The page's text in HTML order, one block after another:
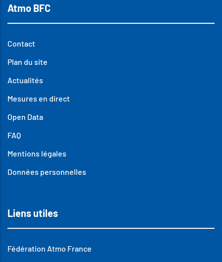
Atmo BFC
Contact
Plan du site
Actualités
Mesures en direct
Open Data
FAQ
Mentions légales
Données personnelles
Liens utiles
Fédération Atmo France